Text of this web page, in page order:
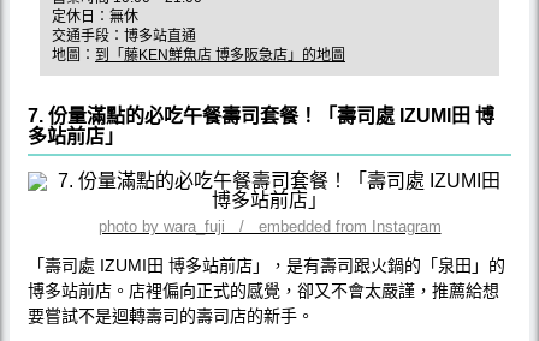
定休日：無休
交通手段：博多站直通
地圖： 到「藤KEN鮮魚店 博多阪急店」的地圖
7. 份量滿點的必吃午餐壽司套餐！「壽司處 IZUMI田 博
多站前店」
photo by wara_fuji / embedded from Instagram
「壽司處 IZUMI田 博多站前店」，是有壽司跟火鍋的「泉田」的
博多站前店。店裡偏向正式的感覺，卻又不會太嚴謹，推薦給想
要嘗試不是迴轉壽司的壽司店的新手。